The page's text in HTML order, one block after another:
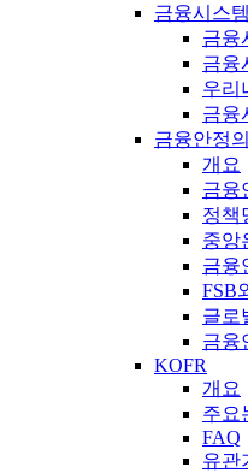
금융시스템
금융
금융
우리
금융
금융안정
개요
금융
정책
중앙
금융
FSB
글로
금융
KOFR
개요
주요
FAQ
유관